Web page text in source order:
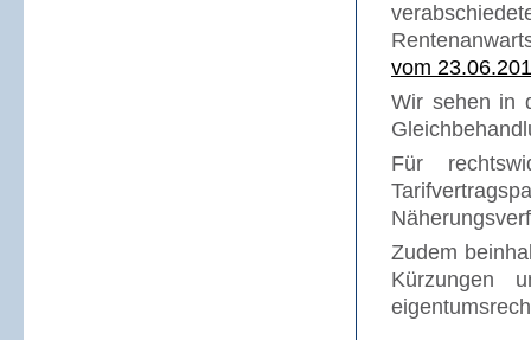
vom
Wir sehen in
Für
Zudem
Kürzungen